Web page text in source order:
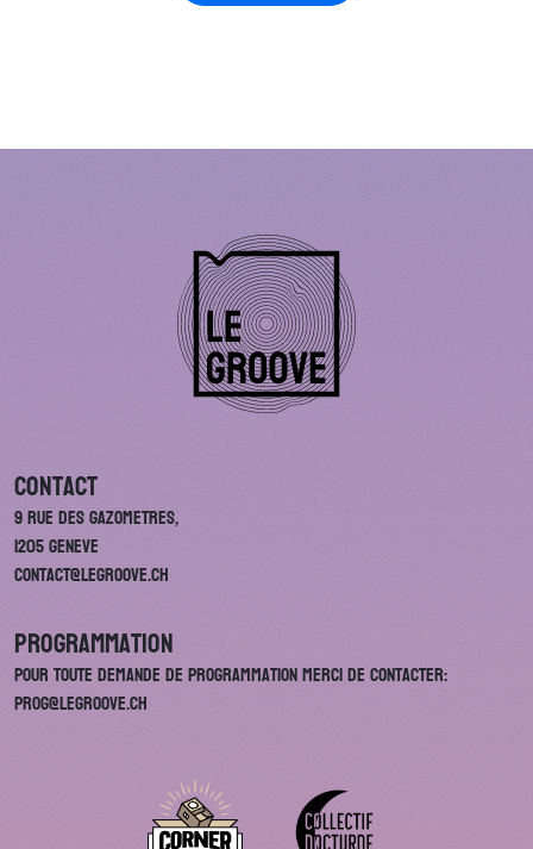
Contact
9 rue des Gazometres,
1205 Geneve
contact@legroove.ch
Programmation
Pour toute demande de programmation merci de contacter:
prog@legroove.ch